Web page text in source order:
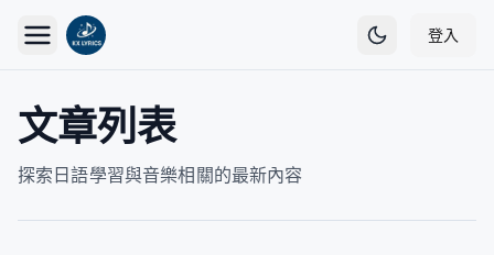
登入
文章列表
探索日語學習與音樂相關的最新內容